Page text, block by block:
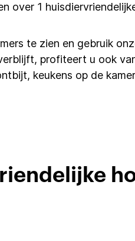
1
te zien en gebruik
profiteert u ook
keukens op de